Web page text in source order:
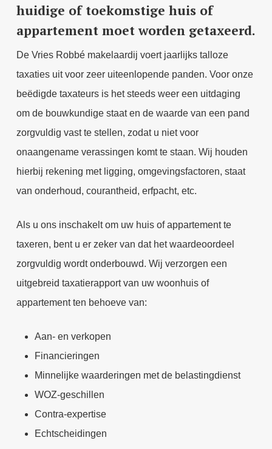
huidige of toekomstige huis of
appartement moet worden getaxeerd.
De Vries Robbé makelaardij voert jaarlijks talloze
taxaties uit voor zeer uiteenlopende panden. Voor onze
beëdigde taxateurs is het steeds weer een uitdaging
om de bouwkundige staat en de waarde van een pand
zorgvuldig vast te stellen, zodat u niet voor
onaangename verassingen komt te staan. Wij houden
hierbij rekening met ligging, omgevingsfactoren, staat
van onderhoud, courantheid, erfpacht, etc.
Als u ons inschakelt om uw huis of appartement te
taxeren, bent u er zeker van dat het waardeoordeel
zorgvuldig wordt onderbouwd. Wij verzorgen een
uitgebreid taxatierapport van uw woonhuis of
appartement ten behoeve van:
Aan- en verkopen
Financieringen
Minnelijke waarderingen met de belastingdienst
WOZ-geschillen
Contra-expertise
Echtscheidingen